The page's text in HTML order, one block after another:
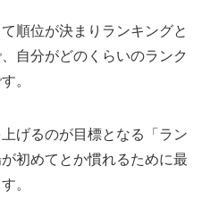
順位が決まりランキングと
自分がどのくらいのランク
。
げるのが目標となる「ラン
初めてとか慣れるために最
。